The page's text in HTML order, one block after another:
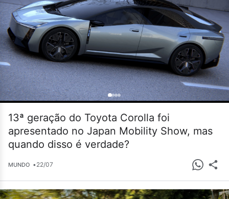
13ª geração do Toyota Corolla foi
apresentado no Japan Mobility Show, mas
quando disso é verdade?
MUNDO •22/07